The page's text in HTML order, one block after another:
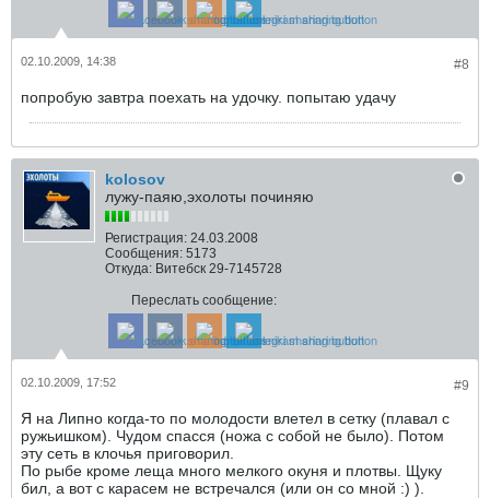
#8
02.10.2009, 14:38
попробую завтра поехать на удочку. попытаю удачу
kolosov
лужу-паяю,эхолоты починяю
Регистрация: 24.03.2008
Сообщения: 5173
Откуда: Витебск 29-7145728
Переслать сообщение:
#9
02.10.2009, 17:52
Я на Липно когда-то по молодости влетел в сетку (плавал с
ружьишком). Чудом спасся (ножа с собой не было). Потом
эту сеть в клочья приговорил.
По рыбе кроме леща много мелкого окуня и плотвы. Щуку
бил, а вот с карасем не встречался (или он со мной :) ).